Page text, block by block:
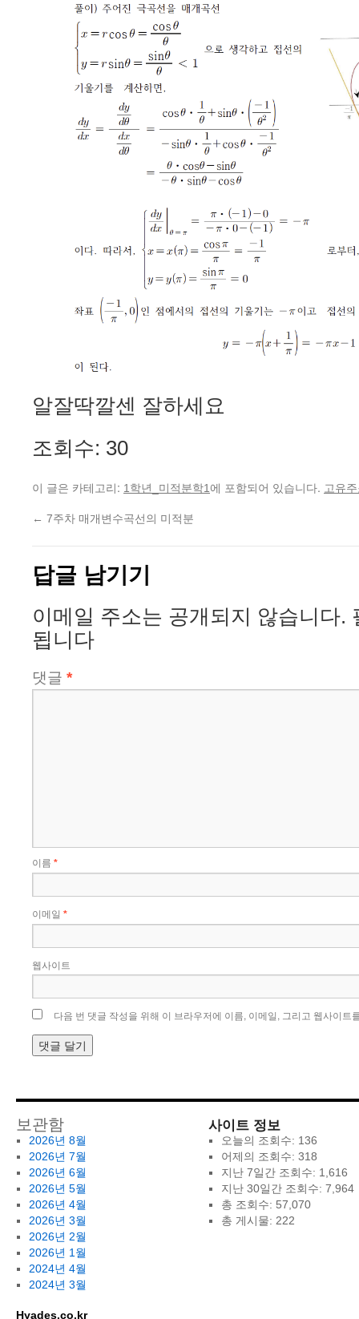
알잘딱깔센 잘하세요
조회수: 30
이 글은 카테고리: 1학년_미적분학1에 포함되어 있습니다. 고유
← 7주차 매개변수곡선의 미적분
답글 남기기
이메일 주소는 공개되지 않습니다.
됩니다
댓글 *
이름 *
이메일 *
웹사이트
다음 번 댓글 작성을 위해 이 브라우저에 이름, 이메일, 그리고 웹사이트
보관함
2026년 8월
2026년 7월
2026년 6월
2026년 5월
2026년 4월
2026년 3월
2026년 2월
2026년 1월
2024년 4월
2024년 3월
사이트 정보
오늘의 조회수: 136
어제의 조회수: 318
지난 7일간 조회수: 1,616
지난 30일간 조회수: 7,964
총 조회수: 57,070
총 게시물: 222
Hyades.co.kr